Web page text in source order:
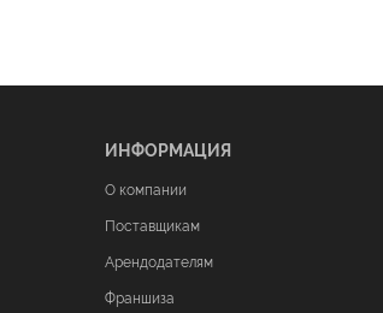
ИНФОРМАЦИЯ
О компании
Поставщикам
Арендодателям
Франшиза